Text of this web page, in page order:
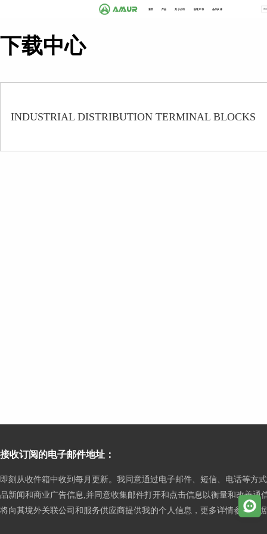
首页 产品 关于公司 告客户书 合作伙伴
下载中心
按钮
INDUSTRIAL DISTRIBUTION TERMINAL BLOCKS
接收订阅的电子邮件地址：
即刻从收件箱中收到每月更新。我同意通过电子邮件、短信、电话等方
品新闻和商业广告信息,并同意收集邮件打开和点击信息以衡量和改善通